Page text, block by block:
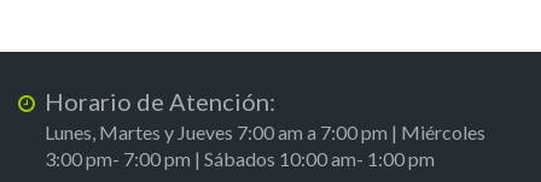
Horario de Atención:
Lunes, Martes y Jueves 7:00 am a 7:00 pm | Miércoles
3:00 pm- 7:00 pm | Sábados 10:00 am- 1:00 pm